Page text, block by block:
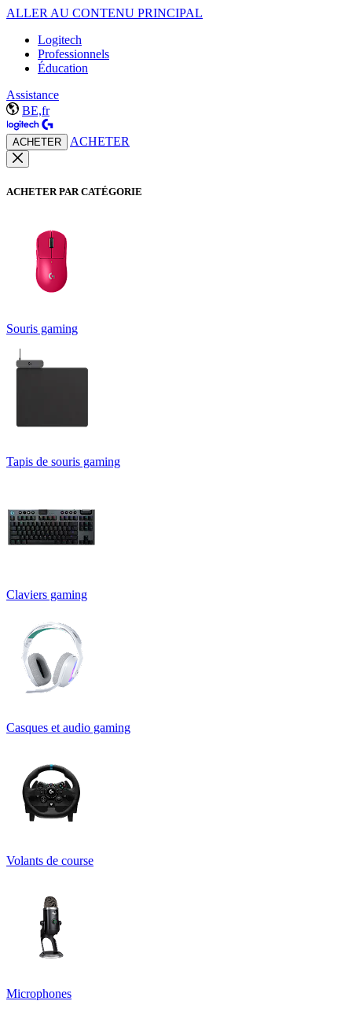
ALLER AU CONTENU PRINCIPAL
Logitech
Professionnels
Éducation
Assistance
BE,fr
ACHETER ACHETER
ACHETER PAR CATÉGORIE
Souris gaming
Tapis de souris gaming
Claviers gaming
Casques et audio gaming
Volants de course
Microphones